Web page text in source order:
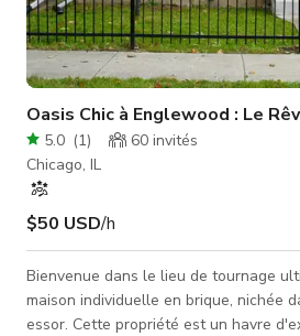
Oasis Chic à Englewood : Le
5.0 (1) 60 invités
Chicago, IL
$50 USD/h
Bienvenue dans le lieu de tournage
maison individuelle en brique, nichée
essor. Cette propriété est un havre